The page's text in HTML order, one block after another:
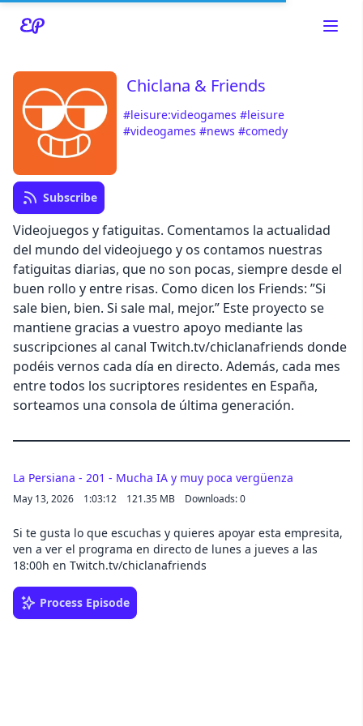
Read about our content policies
Chiclana & Friends
#leisure:videogames #leisure
#videogames #news #comedy
Subscribe
Videojuegos y fatiguitas. Comentamos la actualidad
del mundo del videojuego y os contamos nuestras
fatiguitas diarias, que no son pocas, siempre desde el
buen rollo y entre risas. Como dicen los Friends: ”Si
sale bien, bien. Si sale mal, mejor.” Este proyecto se
mantiene gracias a vuestro apoyo mediante las
suscripciones al canal Twitch.tv/chiclanafriends donde
podéis vernos cada día en directo. Además, cada mes
entre todos los sucriptores residentes en España,
sorteamos una consola de última generación.
Cancel
La Persiana - 201 - Mucha IA y muy poca vergüenza
May 13, 2026 1:03:12 121.35 MB Downloads: 0
Si te gusta lo que escuchas y quieres apoyar esta empresita,
ven a ver el programa en directo de lunes a jueves a las
18:00h en Twitch.tv/chiclanafriends
Process Episode